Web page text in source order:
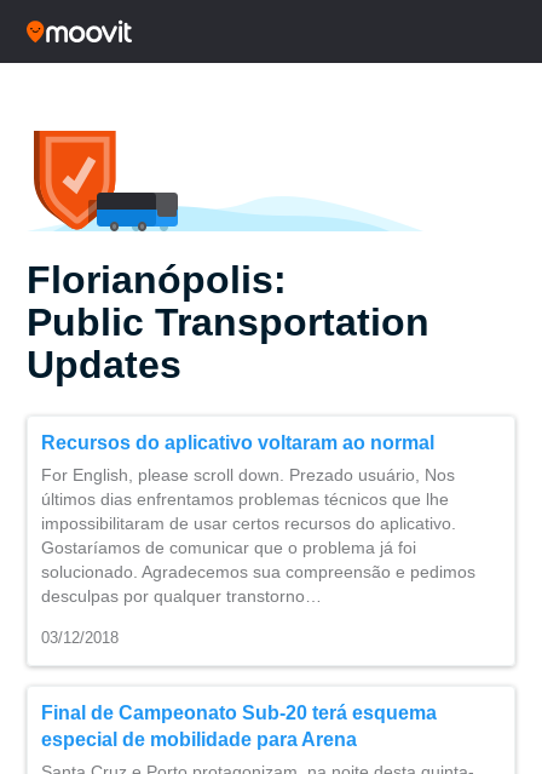
Florianópolis:
Public Transportation
Updates
Recursos do aplicativo voltaram ao normal
For English, please scroll down. Prezado usuário, Nos
últimos dias enfrentamos problemas técnicos que lhe
impossibilitaram de usar certos recursos do aplicativo.
Gostaríamos de comunicar que o problema já foi
solucionado. Agradecemos sua compreensão e pedimos
desculpas por qualquer transtorno…
03/12/2018
Final de Campeonato Sub-20 terá esquema
especial de mobilidade para Arena